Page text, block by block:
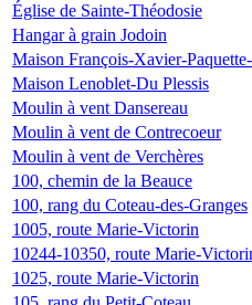
Église de Sainte-Théodosie
Hangar à grain Jodoin
Maison François-Xavier-
Maison Lenoblet-Du Plessis
Moulin à vent Dansereau
Moulin à vent de Contrecoeur
Moulin à vent de Verchères
100, chemin de la Beauce
100, rang du Coteau-des-Granges
1005, route Marie-Victorin
10244-10350, route Marie-
1025, route Marie-Victorin